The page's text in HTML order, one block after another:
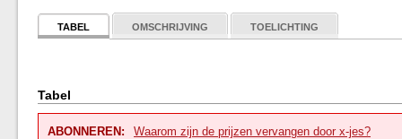
TABEL OMSCHRIJVING TOELICHTING
Tabel
ABONNEREN: Waarom zijn de prijzen vervangen door x-jes?